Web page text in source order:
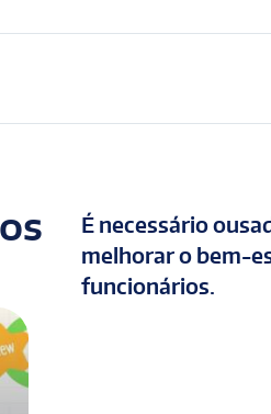
É necessário
melhorar o bem-
funcionários.